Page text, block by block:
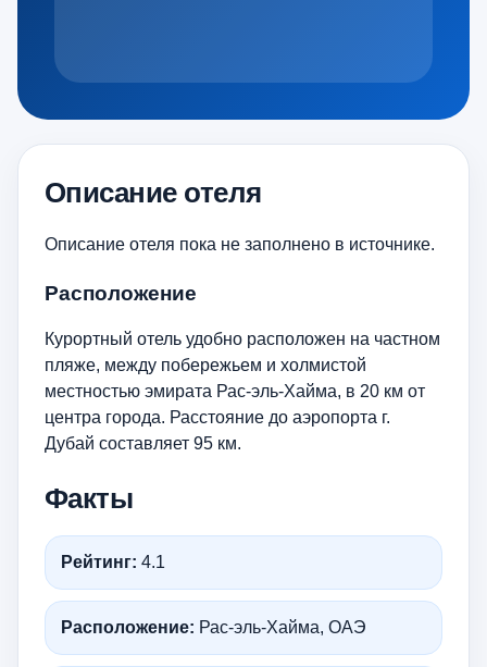
Описание отеля
Описание отеля пока не заполнено в источнике.
Расположение
Курортный отель удобно расположен на частном
пляже, между побережьем и холмистой
местностью эмирата Рас-эль-Хайма, в 20 км от
центра города. Расстояние до аэропорта г.
Дубай составляет 95 км.
Факты
Рейтинг: 4.1
Расположение: Рас-эль-Хайма, ОАЭ